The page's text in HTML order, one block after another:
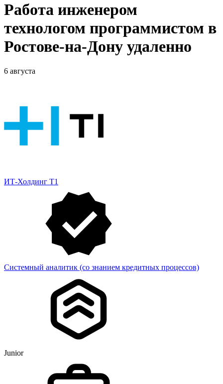
Работа инженером
технологом программистом в
Ростове-на-Дону удаленно
6 августа
ИТ-Холдинг Т1
Системный аналитик (со знанием кредитных процессов)
Junior